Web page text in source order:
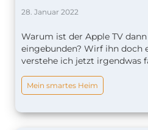
28. Januar 2022
Warum ist der Apple TV
eingebunden? Wirf ihn doch
verstehe ich jetzt irgendwas
Mein smartes Heim